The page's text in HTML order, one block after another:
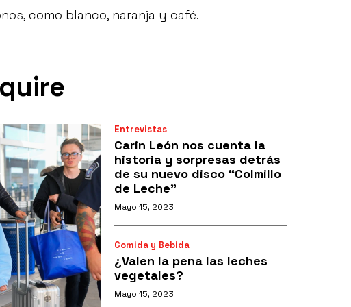
como blanco, naranja y café.
Entrevistas
Carin León nos cuenta la
historia y sorpresas detrás
de su nuevo disco “Colmillo
de Leche”
Mayo 15, 2023
Comida y Bebida
¿Valen la pena las leches
vegetales?
Mayo 15, 2023